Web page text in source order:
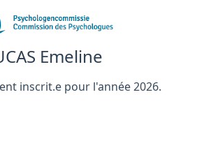
Emeline
inscrit.e pour l'année 2026.